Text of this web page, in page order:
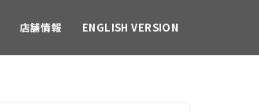
店舗情報 ENGLISH VERSION